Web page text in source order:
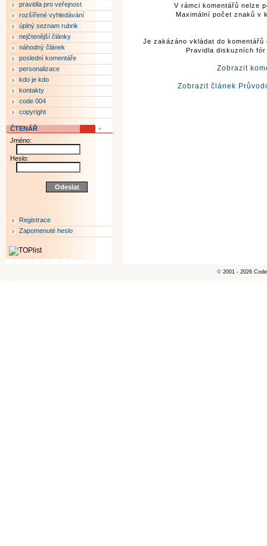
V rámci komentářů nelze
Maximální počet znaků v
Je zakázáno vkládat do
Pravidla diskuzních
Zobrazit
Zobrazit článek
pravidla pro veřejnost
rozšířené vyhledávání
úplný seznam rubrik
nejčtenější články
náhodný článek
poslední komentáře
personalizace
kdo je kdo
kontakty
code 004
copyright
ČTENÁŘ
Jméno:
Heslo:
Registrace
Zapomenuté heslo
© 2001 - 2026